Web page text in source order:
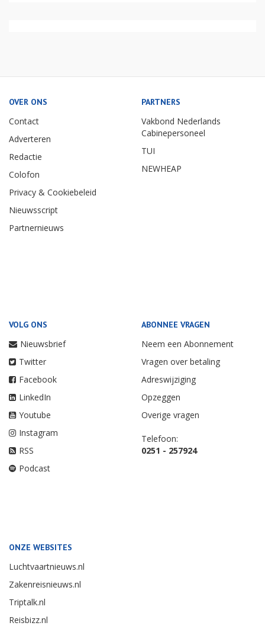
OVER ONS
Contact
Adverteren
Redactie
Colofon
Privacy & Cookiebeleid
Nieuwsscript
Partnernieuws
PARTNERS
Vakbond Nederlands
Cabinepersoneel
TUI
NEWHEAP
VOLG ONS
Nieuwsbrief
Twitter
Facebook
LinkedIn
Youtube
Instagram
RSS
Podcast
ABONNEE VRAGEN
Neem een Abonnement
Vragen over betaling
Adreswijziging
Opzeggen
Overige vragen
Telefoon:
0251 - 257924
ONZE WEBSITES
Luchtvaartnieuws.nl
Zakenreisnieuws.nl
Triptalk.nl
Reisbizz.nl